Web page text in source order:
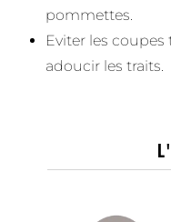
pommettes.
Eviter les
adoucir les traits.